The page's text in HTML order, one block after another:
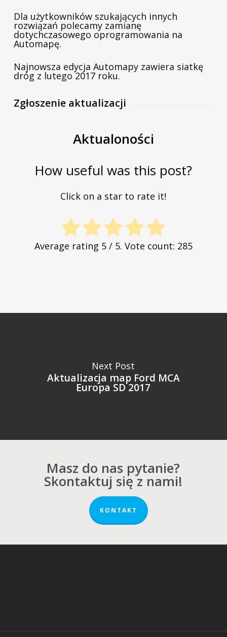
Dla użytkowników szukających innych
rozwiązań polecamy zamianę
dotychczasowego oprogramowania na
Automapę.
Najnowsza edycja Automapy zawiera siatkę
dróg z lutego 2017 roku.
Zgłoszenie aktualizacji
Aktualoności
How useful was this post?
Click on a star to rate it!
Average rating 5/ 5. Vote count: 285
Next Post
Aktualizacja map Ford MCA
Europa SD 2017
Masz do nas pytanie?
Skontaktuj się z nami!
KONTAKT